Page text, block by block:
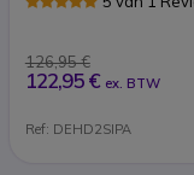
126,95 €
122,95 € ex. BTW
Ref: DEHD2SIPA